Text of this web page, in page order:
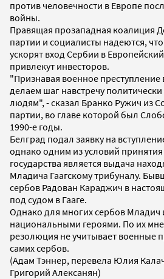
против человечности в Европе
войны.
Правящая прозападная коалиция
партии и социалисты надеются,
ускорят вход Сербии в
привлекут инвесторов.
"Признавая военное
делаем шаг навстречу
людям", - сказал Бранко Ружич из
партии, во главе которой был
1990-е годы.
Белград подал заявку на
однако одним из условий
государства является выдача
Младича Гаагскому трибуналу.
сербов Радован Караджич в
под судом в Гааге.
Однако для многих сербов Младич
национальными героями. По их
резолюция не учитывает военные
самих сербов.
(Адам Тэннер, перевела Юлия
Григорий Алексанян)